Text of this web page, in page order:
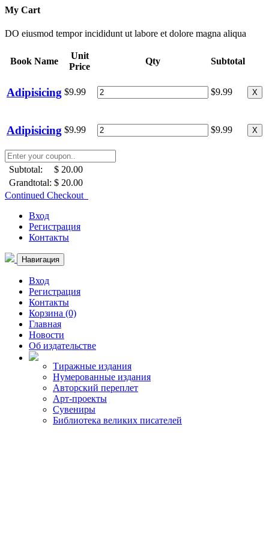
My Cart
DO eiusmod tempor incididunt ut labore et dolore magna aliqua
Book Name
Unit
Price
Qty Subtotal
Adipisicing $9.99 $9.99 X
Adipisicing $9.99 $9.99 X
Subtotal:
$ 20.00
Grandtotal: $ 20.00
Continued Checkout
Вход
Регистрация
Контакты
Навигация
Вход
Регистрация
Контакты
Корзина (0)
Главная
Новости
Об издательстве
Тиражные издания
Нумерованные издания
Авторский переплет
Арт-проекты
Сувениры
Библиотека великих писателей